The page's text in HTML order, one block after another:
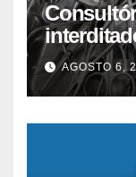
superam
AGOSTO 6,